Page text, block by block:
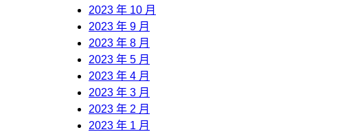
2023 年 10 月
2023 年 9 月
2023 年 8 月
2023 年 5 月
2023 年 4 月
2023 年 3 月
2023 年 2 月
2023 年 1 月